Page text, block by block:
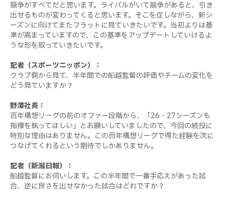
競争がすべてだと思います。ライバルがいて競争があると、引き
出せるものが変わってくると思います。そこを促しながら、新シ
ーズンに向けてまたフラットに見ていきたいです。当初よりは基
準が高まっていますので、この基準をアップデートしていけるよ
うな形を取っていきたいです。
記者（スポーツニッポン）：
クラブ側から見て、半年間での船越監督の評価やチームの変化を
どう見ていますか？
野澤社長：
百年構想リーグの前のオファー段階から、「26・27シーズンも
指揮を執ってほしい」とお願いしていましたので、今回の続投に
特別な理由はありません。この百年構想リーグで得た経験を次に
つなげてくれるという期待でしかありません。
記者（新潟日報）：
船越監督にお伺いします。この半年間で一番手応えがあった試
合、逆に良さを出せなかった試合はどれですか？